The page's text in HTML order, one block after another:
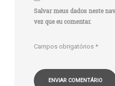
Salvar meus dados neste
vez que eu comentar.
Campos obrigatórios *